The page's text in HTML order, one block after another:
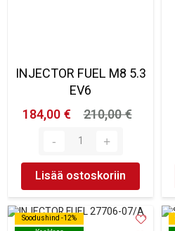
INJECTOR FUEL M8 5.3
EV6
184,00 €
210,00 €
Lisää ostoskoriin
Soodushind -12%
Soodushind -12%